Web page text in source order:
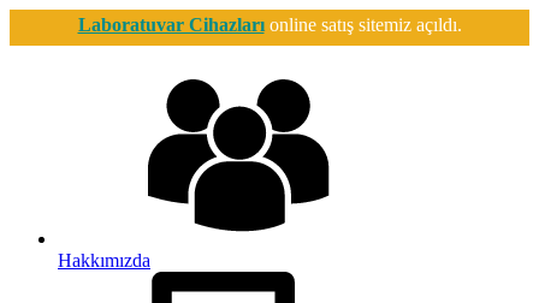
Laboratuvar Cihazlarıonline satış sitemiz açıldı.
Hakkımızda